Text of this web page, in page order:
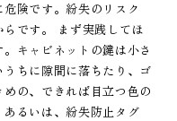
険です。紛失のリスク
です。 まず実践してほ
キャビネットの鍵は小さ
ちに隙間に落ちたり、ゴ
の、できれば目立つ色の
るいは、紛失防止タグ